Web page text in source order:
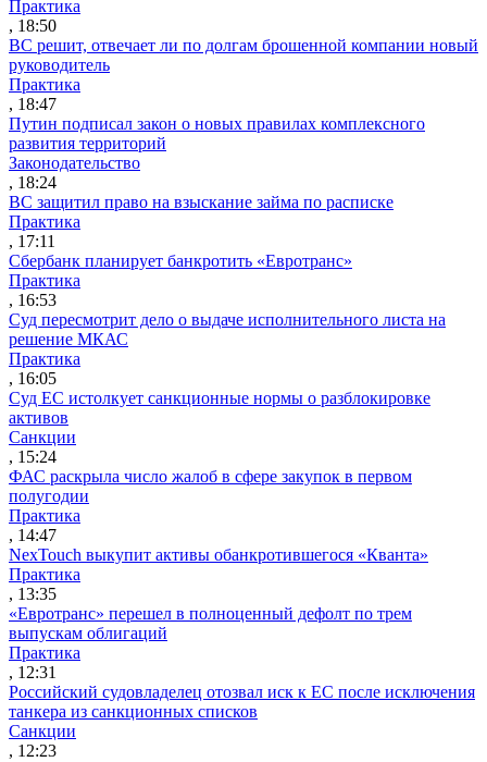
Практика
, 18:50
ВС решит, отвечает ли по долгам брошенной компании новый
руководитель
Практика
, 18:47
Путин подписал закон о новых правилах комплексного
развития территорий
Законодательство
, 18:24
ВС защитил право на взыскание займа по расписке
Практика
, 17:11
Сбербанк планирует банкротить «Евротранс»
Практика
, 16:53
Суд пересмотрит дело о выдаче исполнительного листа на
решение МКАС
Практика
, 16:05
Суд ЕС истолкует санкционные нормы о разблокировке
активов
Санкции
, 15:24
ФАС раскрыла число жалоб в сфере закупок в первом
полугодии
Практика
, 14:47
NexTouch выкупит активы обанкротившегося «Кванта»
Практика
, 13:35
«Евротранс» перешел в полноценный дефолт по трем
выпускам облигаций
Практика
, 12:31
Российский судовладелец отозвал иск к ЕС после исключения
танкера из санкционных списков
Санкции
, 12:23